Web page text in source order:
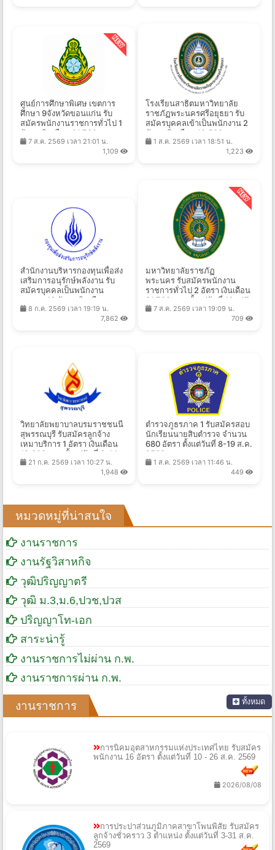
ศูนย์การศึกษาพิเศษ เขตการ
ศึกษา 9จังหวัดขอนแก่น รับ
สมัครพนักงานราชการทั่วไป 1
อัตรา เงินเดือน 21,780 บาท
ตั้งแต่วันที่ 6-13 ส.ค. 2569
7 ส.ค. 2569 เวลา 21:01 น.
1,109
โรงเรียนสาธิตมหาวิทยาลัย
ราชภัฏพระนครศรีอยุธยา รับ
สมัครบุคคลเข้าเป็นพนักงาน 2
อัตรา เงินเดือน 19,500 บาท
ตั้งแต่บัดนี้ - 13 ส.ค. 2569
1 ส.ค. 2569 เวลา 18:51 น.
1,223
สํานักงานบริหารกองทุนเพื่อส่ง
เสริมการอนุรักษ์พลังงาน รับ
สมัครบุคคลเป็นพนักงาน
กองทุน 13 อัตรา เงินเดือน
21,780 - 24,840 บาท ตั้งแต่
วันที่ 14 ก.ค. - 10 ส.ค. 2569
8 ก.ค. 2569 เวลา 19:19 น.
7,862
มหาวิทยาลัยราชภัฏ
พระนคร รับสมัครพนักงาน
ราชการทั่วไป 2 อัตรา เงินเดือน
21,780 บาท ตั้งแต่วันที่ 10 - 17
ส.ค. 2569
7 ส.ค. 2569 เวลา 19:09 น.
709
วิทยาลัยพยาบาลบรมราชชนนี
สุพรรณบุรี รับสมัครลูกจ้าง
เหมาบริการ 1 อัตรา เงินเดือน
13,300 บาท ตั้งแต่วันที่ 3-14
ส.ค. 2569
21 ก.ค. 2569 เวลา 10:27 น.
1,948
ตำรวจภูธรภาค 1 รับสมัครสอบ
นักเรียนนายสิบตำรวจ จำนวน
680 อัตรา ตั้งแต่วันที่ 8-19 ส.ค.
2569
1 ส.ค. 2569 เวลา 11:46 น.
449
หมวดหมู่ที่น่าสนใจ
งานราชการ
งานรัฐวิสาหกิจ
วุฒิปริญญาตรี
วุฒิ ม.3,ม.6,ปวช,ปวส
ปริญญาโท-เอก
สาระน่ารู้
งานราชการไม่ผ่าน ก.พ.
งานราชการผ่าน ก.พ.
งานราชการ ทั้งหมด
การนิคมอุตสาหกรรมแห่งประเทศไทย รับสมัคร
พนักงาน 16 อัตรา ตั้งแต่วันที่ 10 - 26 ส.ค. 2569
2026/08/08
การประปาส่วนภูมิภาคสาขาโพนพิสัย รับสมัคร
ลูกจ้างชั่วคราว 3 ตำแหน่ง ตั้งแต่วันที่ 3-31 ส.ค.
2569